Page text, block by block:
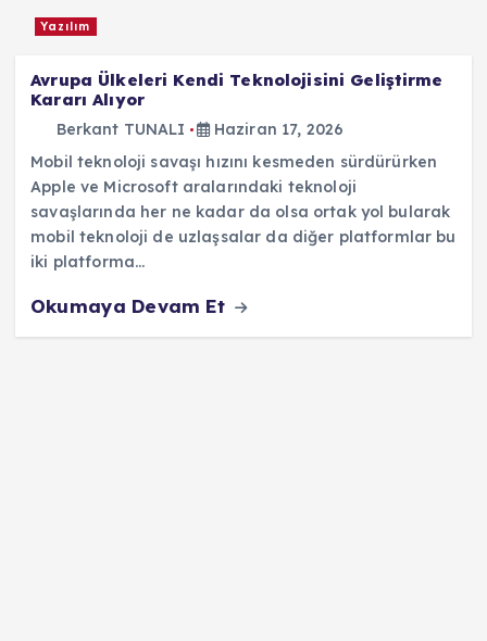
Yazılım
Avrupa Ülkeleri Kendi Teknolojisini Geliştirme
Kararı Alıyor
Berkant TUNALI
Haziran 17, 2026
Mobil teknoloji savaşı hızını kesmeden sürdürürken
Apple ve Microsoft aralarındaki teknoloji
savaşlarında her ne kadar da olsa ortak yol bularak
mobil teknoloji de uzlaşsalar da diğer platformlar bu
iki platforma…
Okumaya Devam Et